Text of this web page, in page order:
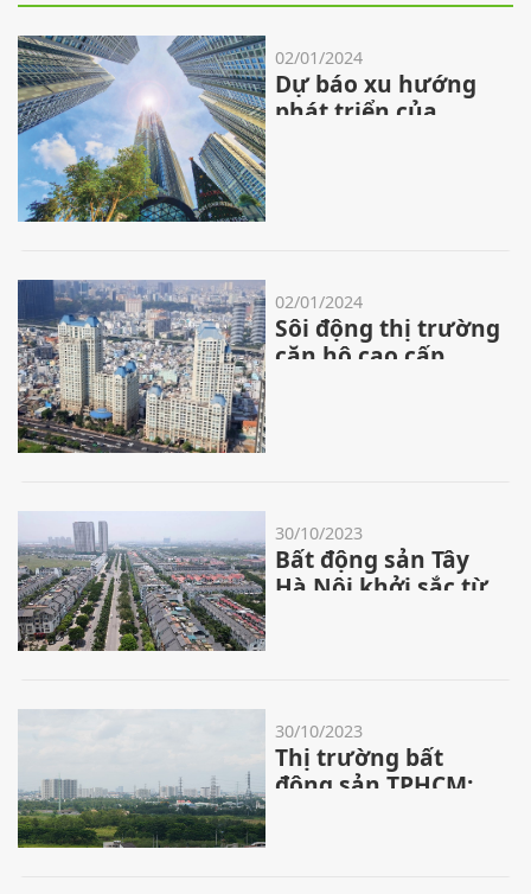
02/01/2024
Dự báo xu hướng
phát triển của
02/01/2024
Sôi động thị trường
căn hộ cao cấp
30/10/2023
Bất động sản Tây
Hà Nội khởi sắc từ
30/10/2023
Thị trường bất
động sản TPHCM: